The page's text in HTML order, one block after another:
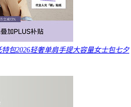
包2026轻奢单肩手提大容量女士包七夕